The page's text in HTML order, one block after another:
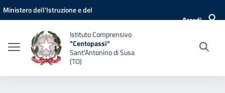
Vai ai contenuti
Vai al menu di navigazione
Vai al footer
Ministero dell'Istruzione e del
Accedi
Istituto Comprensivo
"Centopassi"
Sant'Antonino di Susa
(TO)